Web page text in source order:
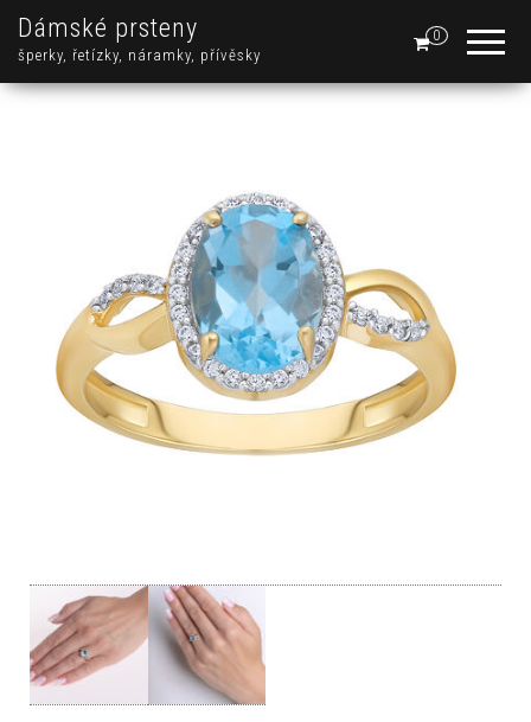
Dámské prsteny
šperky, řetízky, náramky, přívěsky
0